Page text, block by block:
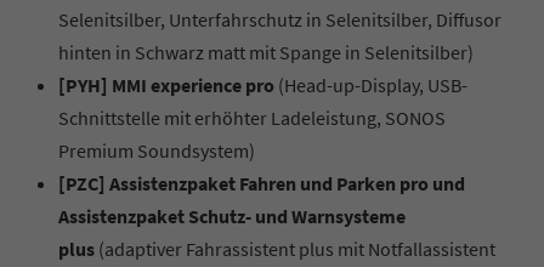
Selenitsilber, Unterfahrschutz in Selenitsilber, Diffusor
hinten in Schwarz matt mit Spange in Selenitsilber)
[PYH] MMI experience pro (Head-up-Display, USB-
Schnittstelle mit erhöhter Ladeleistung, SONOS
Premium Soundsystem)
[PZC] Assistenzpaket Fahren und Parken pro und
Assistenzpaket Schutz- und Warnsysteme
plus (adaptiver Fahrassistent plus mit Notfallassistent